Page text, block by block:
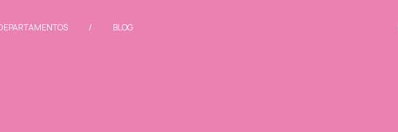
/ BLOG